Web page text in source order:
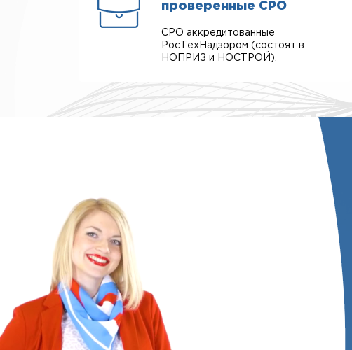
проверенные СРО
СРО аккредитованные
РосТехНадзором (состоят в
НОПРИЗ и НОСТРОЙ).